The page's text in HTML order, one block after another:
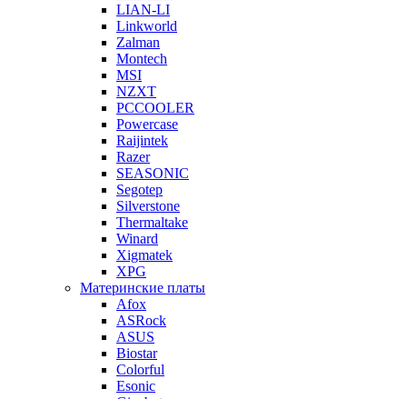
LIAN-LI
Linkworld
Zalman
Montech
MSI
NZXT
PCCOOLER
Powercase
Raijintek
Razer
SEASONIC
Segotep
Silverstone
Thermaltake
Winard
Xigmatek
XPG
Материнские платы
Afox
ASRock
ASUS
Biostar
Colorful
Esonic